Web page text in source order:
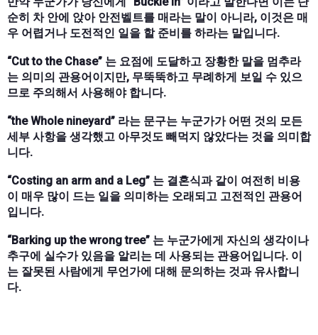
순히 차 안에 앉아 안전벨트를 매라는 말이 아니라, 이것은 매
우 어렵거나 도전적인 일을 할 준비를 하라는 말입니다.
“Cut to the Chase” 는 요점에 도달하고 장황한 말을 멈추라
는 의미의 관용어이지만, 무뚝뚝하고 무례하게 보일 수 있으
므로 주의해서 사용해야 합니다.
“the Whole nineyard” 라는 문구는 누군가가 어떤 것의 모든
세부 사항을 생각했고 아무것도 빼먹지 않았다는 것을 의미합
니다.
“Costing an arm and a Leg” 는 결혼식과 같이 여전히 비용
이 매우 많이 드는 일을 의미하는 오래되고 고전적인 관용어
입니다.
“Barking up the wrong tree” 는 누군가에게 자신의 생각이나
추구에 실수가 있음을 알리는 데 사용되는 관용어입니다. 이
는 잘못된 사람에게 무언가에 대해 문의하는 것과 유사합니
다.